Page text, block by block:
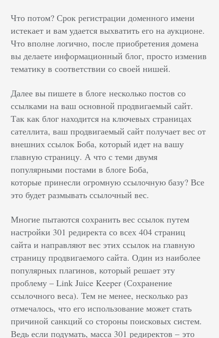
Что потом? Срок регистрации доменного имени
истекает и вам удается выхватить его на аукционе.
Что вполне логично, после приобретения домена
вы делаете информационный блог, просто изменив
тематику в соответствии со своей нишей.
Далее вы пишете в блоге несколько постов со
ссылками на ваш основной продвигаемый сайт.
Так как блог находится на ключевых страницах
сателлита, ваш продвигаемый сайт получает вес от
внешних ссылок Боба, который идет на вашу
главную страницу. А что с теми двумя
популярными постами в блоге Боба,
которые принесли огромную ссылочную базу? Все
это будет размывать ссылочный вес.
Многие пытаются сохранить вес ссылок путем
настройки 301 редиректа со всех 404 страниц
сайта и направляют вес этих ссылок на главную
страницу продвигаемого сайта. Один из наиболее
популярных плагинов, который решает эту
проблему– Link Juice Keeper (Сохранение
ссылочного веса). Тем не менее, несколько раз
отмечалось, что его использование может стать
причиной санкций со стороны поисковых систем.
Ведь если подумать, масса 301 редиректов– это